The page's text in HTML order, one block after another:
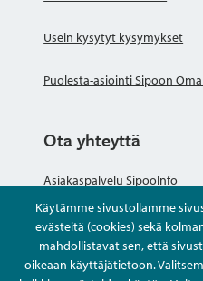
Käytämme sivustollamme
evästeitä (cookies) sekä
mahdollistavat sen, että
oikeaan käyttäjätietoon.
Usein kysytyt kysymykset
Puolesta-asiointi Sipoon
Ota yhteyttä
Asiakaspalvelu SipooInfo
Anna palautetta
Kysy tai asioi